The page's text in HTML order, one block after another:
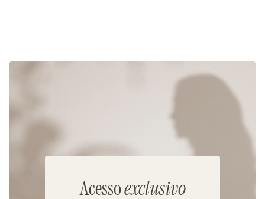
Acessoexclusivo